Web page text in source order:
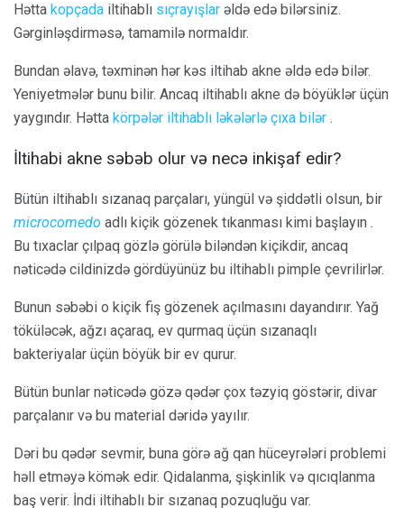
Hətta kopçada iltihablı sıçrayışlar əldə edə bilərsiniz.
Gərginləşdirməsə, tamamilə normaldır.
Bundan əlavə, təxminən hər kəs iltihab akne əldə edə bilər.
Yeniyetmələr bunu bilir. Ancaq iltihablı akne də böyüklər üçün
yaygındır. Hətta körpələr iltihablı ləkələrlə çıxa bilər .
İltihabi akne səbəb olur və necə inkişaf edir?
Bütün iltihablı sızanaq parçaları, yüngül və şiddətli olsun, bir
microcomedo adlı kiçik gözenek tıkanması kimi başlayın .
Bu tıxaclar çılpaq gözlə görülə biləndən kiçikdir, ancaq
nəticədə cildinizdə gördüyünüz bu iltihablı pimple çevrilirlər.
Bunun səbəbi o kiçik fiş gözenek açılmasını dayandırır. Yağ
töküləcək, ağzı açaraq, ev qurmaq üçün sızanaqlı
bakteriyalar üçün böyük bir ev qurur.
Bütün bunlar nəticədə gözə qədər çox təzyiq göstərir, divar
parçalanır və bu material dəridə yayılır.
Dəri bu qədər sevmir, buna görə ağ qan hüceyrələri problemi
həll etməyə kömək edir. Qidalanma, şişkinlik və qıcıqlanma
baş verir. İndi iltihablı bir sızanaq pozuqluğu var.